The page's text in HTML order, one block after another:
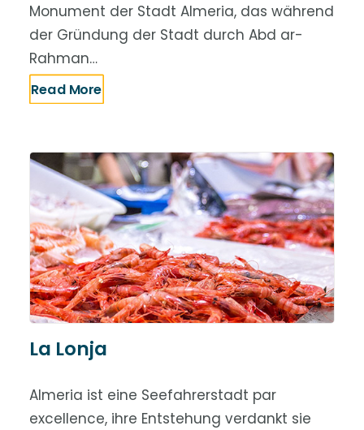
Monument der Stadt Almeria, das während
der Gründung der Stadt durch Abd ar-
Rahman…
Read More
La Lonja
Almeria ist eine Seefahrerstadt par
excellence, ihre Entstehung verdankt sie